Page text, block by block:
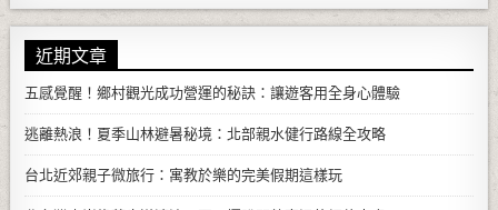
近期文章
五感覺醒！鄉村觀光成功營運的秘訣：讓遊客用全身心體驗
逃離熱浪！夏季山林避暑秘境：北部親水健行路線全攻略
台北近郊親子微旅行：寓教於樂的完美假期這樣玩